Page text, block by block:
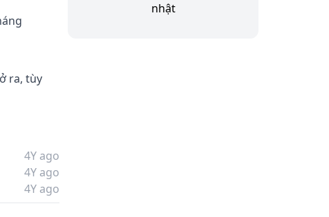
ra, tùy
4Y ago
4Y ago
4Y ago
nhật